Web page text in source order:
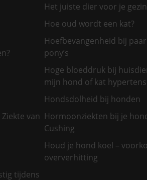
Het juiste dier voor je
Hoe oud wordt een kat?
Hoefbevangenheid bij
pony’s
Hoge bloeddruk bij
mijn hond of kat
Hondsdolheid bij honden
van Hormoonziekten bij je
Cushing
Houd je hond koel –
oververhitting
tijdens